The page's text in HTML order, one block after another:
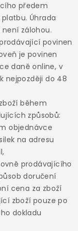
předem
Úhrada
zálohou.
povinen
je povinen
daně online, v
nejpozději do 48
během
způsobů:
objednávce
na adresu
prodávajícího
doručení
cena za zboží
zboží pouze po
dokladu